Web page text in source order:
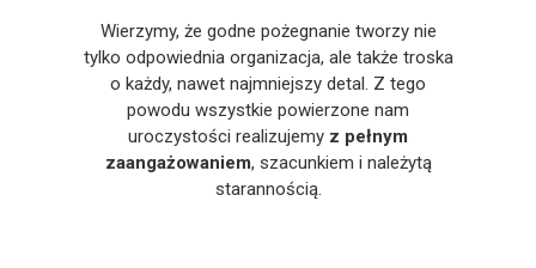
Wierzymy, że godne pożegnanie tworzy nie
tylko odpowiednia organizacja, ale także troska
o każdy, nawet najmniejszy detal. Z tego
powodu wszystkie powierzone nam
uroczystości realizujemy z pełnym
zaangażowaniem, szacunkiem i należytą
starannością.